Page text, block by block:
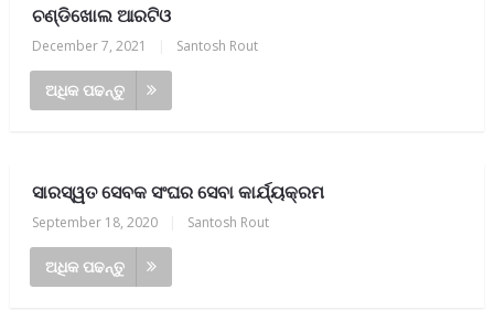
ଚଣ୍ଡିଖୋଲ ଆରଟିଓ
December 7, 2021 Santosh Rout
ଅଧିକ ପଢନ୍ତୁ
ସାରସ୍ୱତ ସେବକ ସଂଘର ସେବା କାର୍ଯ୍ୟକ୍ରମ
September 18, 2020 Santosh Rout
ଅଧିକ ପଢନ୍ତୁ